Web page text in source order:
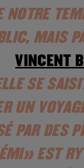
NOTRE
MAIS
VINCENT
SE
UN
PAR DES
EST